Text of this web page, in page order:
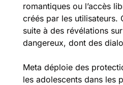
romantiques ou l’accès
créés par les utilisateurs.
suite à des révélations
dangereux, dont des
Meta déploie des
les adolescents dans les